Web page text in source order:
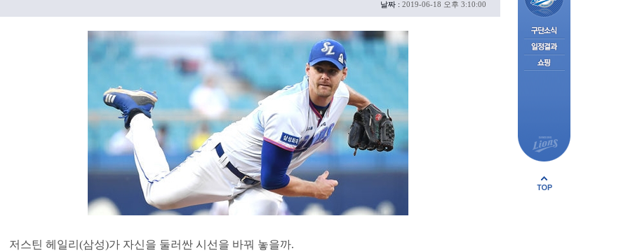
날짜 : 2019-06-18 오후 3:10:00
저스틴 헤일리(삼성)가 자신을 둘러싼 시선을 바꿔 놓을까.